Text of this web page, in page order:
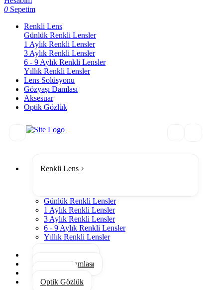
0 Sepetim
Renkli Lens
Günlük Renkli Lensler
1 Aylık Renkli Lensler
3 Aylık Renkli Lensler
6 - 9 Aylık Renkli Lensler
Yıllık Renkli Lensler
Lens Solüsyonu
Gözyaşı Damlası
Aksesuar
Optik Gözlük
Renkli Lens
Günlük Renkli Lensler
1 Aylık Renkli Lensler
3 Aylık Renkli Lensler
6 - 9 Aylık Renkli Lensler
Yıllık Renkli Lensler
Gözyaşı Damlası
Optik Gözlük